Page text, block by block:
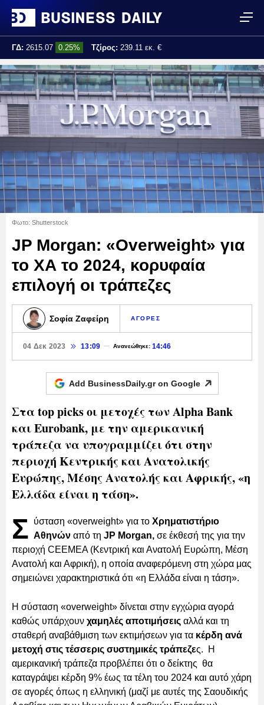
ΓΔ: 2615.07 0.25% Τζίρος: 239.11 εκ. €
Τελ. ενημέρωση: 17:25:01
Φωτο: Shutterstock
JP Morgan: «Overweight» για
το ΧΑ το 2024, κορυφαία
επιλογή οι τράπεζες
Σοφία Ζαφείρη ΑΓΟΡΕΣ
04 Δεκ 2023 13:09 Ανανεώθηκε: 14:46
Add BusinessDaily.gr on Google
Στα top picks οι μετοχές των Alpha Bank
και Eurobank, με την αμερικανική
τράπεζα να υπογραμμίζει ότι στην
περιοχή Κεντρικής και Ανατολικής
Ευρώπης, Μέσης Ανατολής και Αφρικής, «η
Ελλάδα είναι η τάση».
Σ ύσταση «overweight» για το Χρηματιστήριο
Αθηνών από τη JP Morgan, σε έκθεσή της για την
περιοχή CEEMEA (Κεντρική και Ανατολή Ευρώπη, Μέση
Ανατολή και Αφρική), η οποία αναφερόμενη στη χώρα μας
σημειώνει χαρακτηριστικά ότι «η Ελλάδα είναι η τάση».
Η σύσταση «overweight» δίνεται στην εγχώρια αγορά
καθώς υπάρχουν χαμηλές αποτιμήσεις αλλά και τη
σταθερή αναβάθμιση των εκτιμήσεων για τα κέρδη ανά
μετοχή στις τέσσερις συστημικές τράπεζες. Η
αμερικανική τράπεζα προβλέπει ότι ο δείκτης θα
καταγράψει κέρδη 9% έως τα τέλη του 2024 και αυτό χάρη
σε αγορές όπως η ελληνική (μαζί με αυτές της Σαουδικής